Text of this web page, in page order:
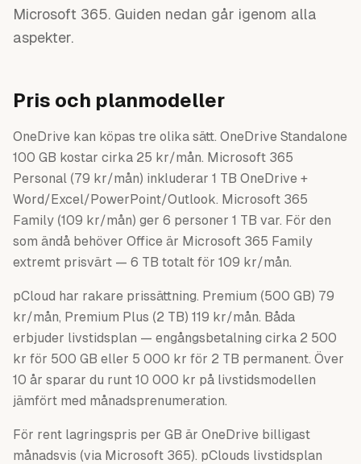
Microsoft 365. Guiden nedan går igenom alla
aspekter.
Pris och planmodeller
OneDrive kan köpas tre olika sätt. OneDrive Standalone
100 GB kostar cirka 25 kr/mån. Microsoft 365
Personal (79 kr/mån) inkluderar 1 TB OneDrive +
Word/Excel/PowerPoint/Outlook. Microsoft 365
Family (109 kr/mån) ger 6 personer 1 TB var. För den
som ändå behöver Office är Microsoft 365 Family
extremt prisvärt — 6 TB totalt för 109 kr/mån.
pCloud har rakare prissättning. Premium (500 GB) 79
kr/mån, Premium Plus (2 TB) 119 kr/mån. Båda
erbjuder livstidsplan — engångsbetalning cirka 2 500
kr för 500 GB eller 5 000 kr för 2 TB permanent. Över
10 år sparar du runt 10 000 kr på livstidsmodellen
jämfört med månadsprenumeration.
För rent lagringspris per GB är OneDrive billigast
månadsvis (via Microsoft 365). pClouds livstidsplan